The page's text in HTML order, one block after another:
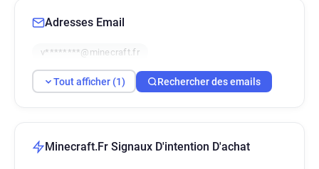
Adresses Email
v********@minecraft.fr
Tout afficher (1) Rechercher des emails
Minecraft.Fr Signaux D'intention D'achat